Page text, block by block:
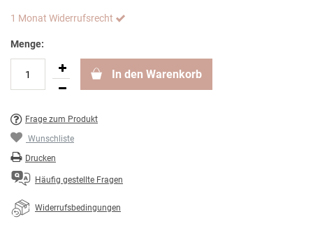
1 Monat Widerrufsrecht
Menge:
In den Warenkorb
Frage zum Produkt
Wunschliste
Drucken
Häufig gestellte Fragen
Widerrufsbedingungen